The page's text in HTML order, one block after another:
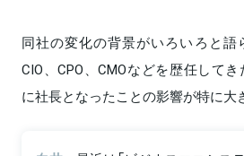
同社の変化の背景がいろいろと語
CIO、CPO、CMOなどを歴任してき
に社長となったことの影響が特に大